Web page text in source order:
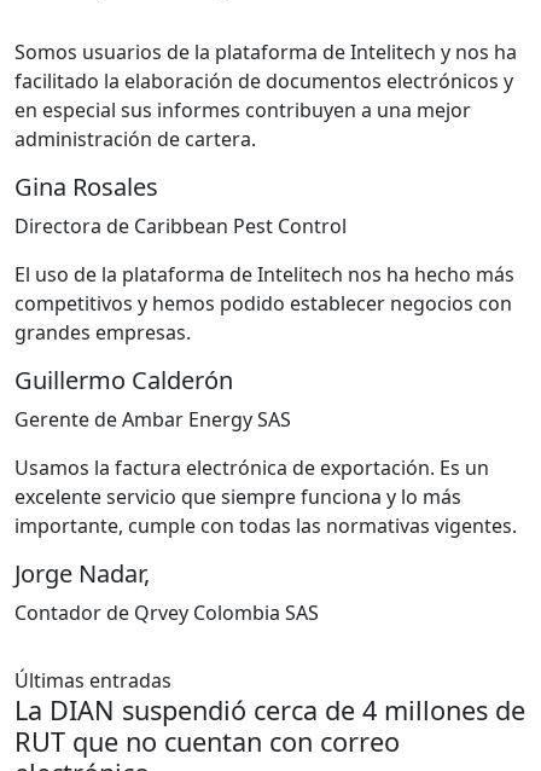
Somos usuarios de la plataforma de Intelitech y nos ha
facilitado la elaboración de documentos electrónicos y
en especial sus informes contribuyen a una mejor
administración de cartera.
Gina Rosales
Directora de Caribbean Pest Control
El uso de la plataforma de Intelitech nos ha hecho más
competitivos y hemos podido establecer negocios con
grandes empresas.
Guillermo Calderón
Gerente de Ambar Energy SAS
Usamos la factura electrónica de exportación. Es un
excelente servicio que siempre funciona y lo más
importante, cumple con todas las normativas vigentes.
Jorge Nadar,
Contador de Qrvey Colombia SAS
Últimas entradas
La DIAN suspendió cerca de 4 millones de
RUT que no cuentan con correo